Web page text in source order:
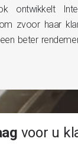
ontwikkelt
zvoor haar
beter
voor u